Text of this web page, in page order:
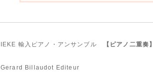
IEKE 輸入ピアノ・アンサンブル 【ピアノ二重奏】
Gerard Billaudot Editeur